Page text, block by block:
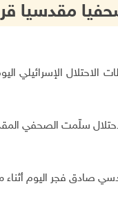
مقدسيا
سلّمت سلطات الاحتلال
سلّمت الصحفي
صادق فجر اليوم